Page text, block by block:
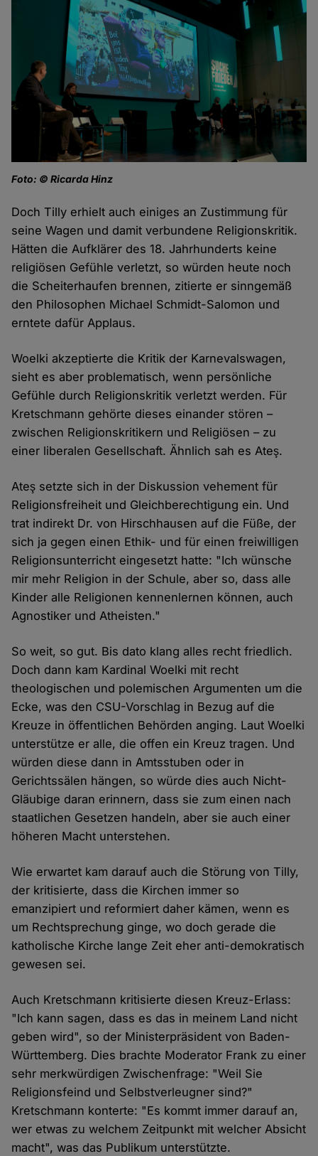
Foto: © Ricarda Hinz
Doch Tilly erhielt auch einiges an Zustimmung für
seine Wagen und damit verbundene Religionskritik.
Hätten die Aufklärer des 18. Jahrhunderts keine
religiösen Gefühle verletzt, so würden heute noch
die Scheiterhaufen brennen, zitierte er sinngemäß
den Philosophen Michael Schmidt-Salomon und
erntete dafür Applaus.
Woelki akzeptierte die Kritik der Karnevalswagen,
sieht es aber problematisch, wenn persönliche
Gefühle durch Religionskritik verletzt werden. Für
Kretschmann gehörte dieses einander stören –
zwischen Religionskritikern und Religiösen – zu
einer liberalen Gesellschaft. Ähnlich sah es Ateş.
Ateş setzte sich in der Diskussion vehement für
Religionsfreiheit und Gleichberechtigung ein. Und
trat indirekt Dr. von Hirschhausen auf die Füße, der
sich ja gegen einen Ethik- und für einen freiwilligen
Religionsunterricht eingesetzt hatte: "Ich wünsche
mir mehr Religion in der Schule, aber so, dass alle
Kinder alle Religionen kennenlernen können, auch
Agnostiker und Atheisten."
So weit, so gut. Bis dato klang alles recht friedlich.
Doch dann kam Kardinal Woelki mit recht
theologischen und polemischen Argumenten um die
Ecke, was den CSU-Vorschlag in Bezug auf die
Kreuze in öffentlichen Behörden anging. Laut Woelki
unterstütze er alle, die offen ein Kreuz tragen. Und
würden diese dann in Amtsstuben oder in
Gerichtssälen hängen, so würde dies auch Nicht-
Gläubige daran erinnern, dass sie zum einen nach
staatlichen Gesetzen handeln, aber sie auch einer
höheren Macht unterstehen.
Wie erwartet kam darauf auch die Störung von Tilly,
der kritisierte, dass die Kirchen immer so
emanzipiert und reformiert daher kämen, wenn es
um Rechtsprechung ginge, wo doch gerade die
katholische Kirche lange Zeit eher anti-demokratisch
gewesen sei.
Auch Kretschmann kritisierte diesen Kreuz-Erlass:
"Ich kann sagen, dass es das in meinem Land nicht
geben wird", so der Ministerpräsident von Baden-
Württemberg. Dies brachte Moderator Frank zu einer
sehr merkwürdigen Zwischenfrage: "Weil Sie
Religionsfeind und Selbstverleugner sind?"
Kretschmann konterte: "Es kommt immer darauf an,
wer etwas zu welchem Zeitpunkt mit welcher Absicht
macht", was das Publikum unterstützte.